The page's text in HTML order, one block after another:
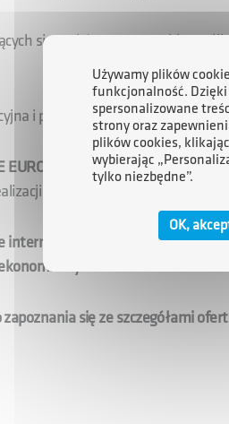
się rynków oraz szerokie
i prawna przy obsłudze
EURO-PARK Mielec - "one - stop -
inwestycji.
internetowej w zakładce SSE
w Mielcu oraz w
zapoznania się ze szczegółami ofert
Używamy plików
funkcjonalność.
spersonalizowane
strony oraz
plików cookies,
wybierając
tylko niezbędne”.
OK,